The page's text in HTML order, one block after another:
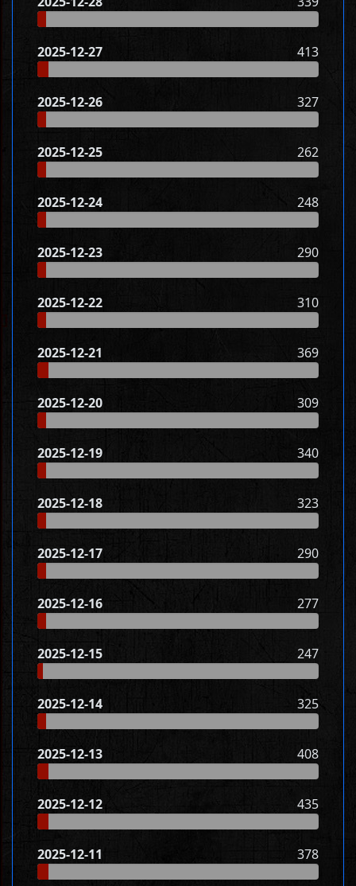
2025-12-27 413
2025-12-26 327
2025-12-25 262
2025-12-24 248
2025-12-23 290
2025-12-22 310
2025-12-21 369
2025-12-20 309
2025-12-19 340
2025-12-18 323
2025-12-17 290
2025-12-16 277
2025-12-15 247
2025-12-14 325
2025-12-13 408
2025-12-12 435
2025-12-11 378